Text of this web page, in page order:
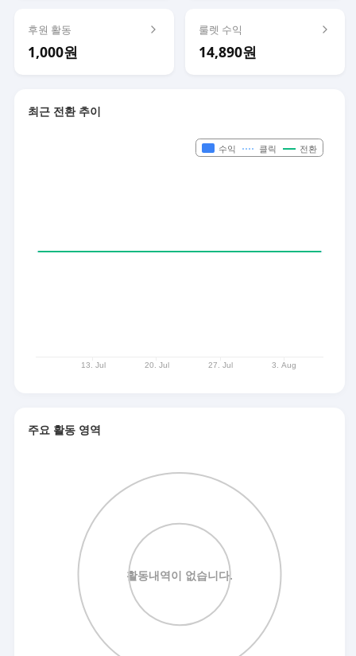
후원 활동
1,000원
룰렛 수익
14,890원
최근 전환 추이
주요 활동 영역